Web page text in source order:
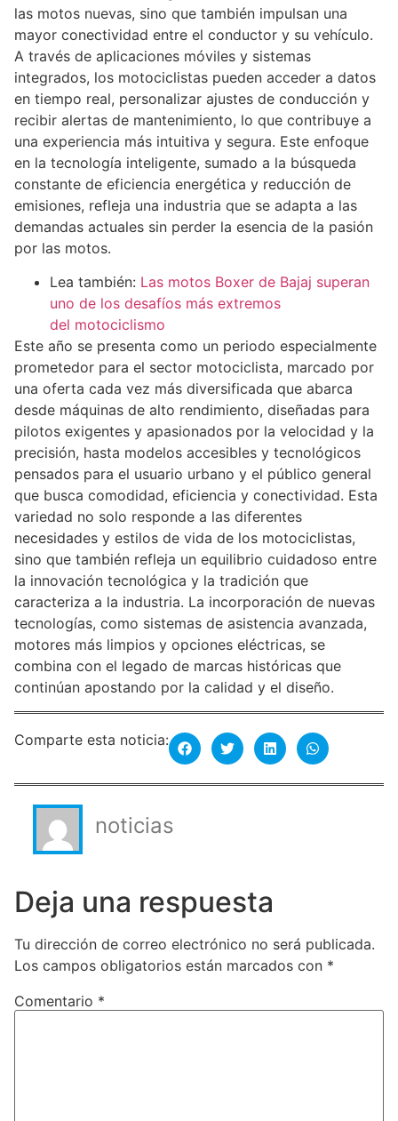
las motos nuevas, sino que también impulsan una
mayor conectividad entre el conductor y su vehículo.
A través de aplicaciones móviles y sistemas
integrados, los motociclistas pueden acceder a datos
en tiempo real, personalizar ajustes de conducción y
recibir alertas de mantenimiento, lo que contribuye a
una experiencia más intuitiva y segura. Este enfoque
en la tecnología inteligente, sumado a la búsqueda
constante de eficiencia energética y reducción de
emisiones, refleja una industria que se adapta a las
demandas actuales sin perder la esencia de la pasión
por las motos.
Lea también: Las motos Boxer de Bajaj superan
uno de los desafíos más extremos
del motociclismo
Este año se presenta como un periodo especialmente
prometedor para el sector motociclista, marcado por
una oferta cada vez más diversificada que abarca
desde máquinas de alto rendimiento, diseñadas para
pilotos exigentes y apasionados por la velocidad y la
precisión, hasta modelos accesibles y tecnológicos
pensados para el usuario urbano y el público general
que busca comodidad, eficiencia y conectividad. Esta
variedad no solo responde a las diferentes
necesidades y estilos de vida de los motociclistas,
sino que también refleja un equilibrio cuidadoso entre
la innovación tecnológica y la tradición que
caracteriza a la industria. La incorporación de nuevas
tecnologías, como sistemas de asistencia avanzada,
motores más limpios y opciones eléctricas, se
combina con el legado de marcas históricas que
continúan apostando por la calidad y el diseño.
Comparte esta noticia:
noticias
Deja una respuesta
Tu dirección de correo electrónico no será publicada.
Los campos obligatorios están marcados con *
Comentario *